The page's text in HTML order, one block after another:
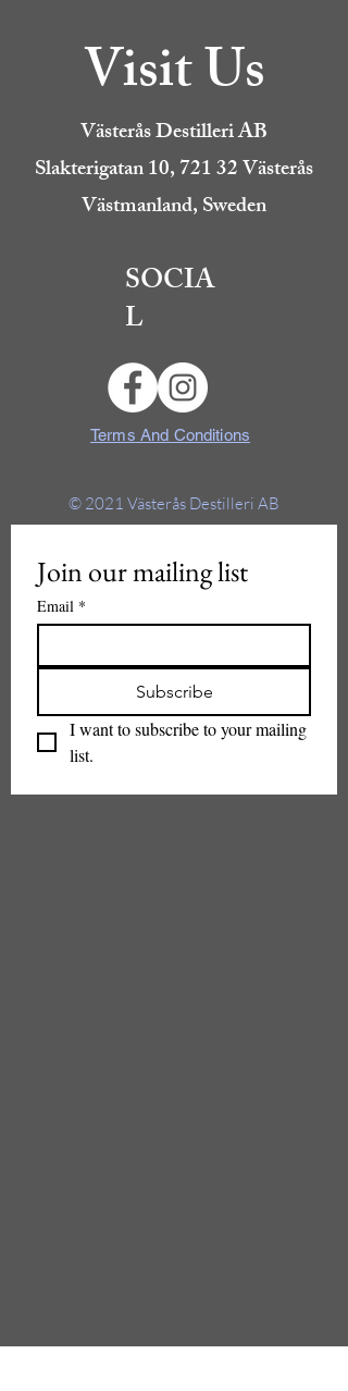
Visit Us
Västerås Destilleri AB
Slakterigatan 10, 721 32 Västerås
Västmanland, Sweden
SOCIA
L
Terms And Conditions
© 2021 Västerås Destilleri AB
Join our mailing list
Email *
Subscribe
I want to subscribe to your mailing
list.